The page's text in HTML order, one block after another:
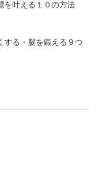
を叶える１０の方法
する・脳を鍛える９つ